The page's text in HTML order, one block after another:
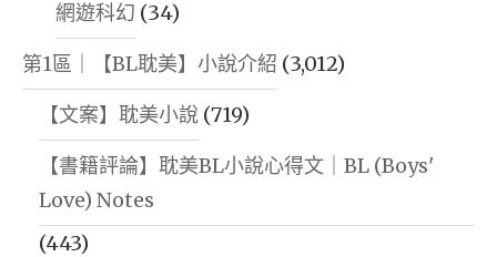
網遊科幻 (34)
第1區｜【BL耽美】小說介紹 (3,012)
【文案】耽美小說 (719)
【書籍評論】耽美BL小說心得文｜BL (Boys'
Love) Notes
(443)